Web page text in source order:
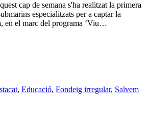
cap de semana s'ha realitzat la primera
especialitzats per a captar la
en el marc del programa ‘Viu…
, Educació, Fondeig irregular, Salvem